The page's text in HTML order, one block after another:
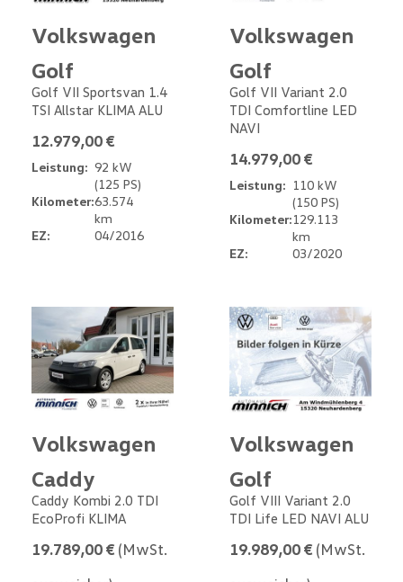
Volkswagen
Golf
Golf VII Sportsvan 1.4
TSI Allstar KLIMA ALU
12.979,00 €
Leistung: 92 kW
(125 PS)
Kilometer:63.574
km
EZ:
04/2016
Volkswagen
Golf
Golf VII Variant 2.0
TDI Comfortline LED
NAVI
14.979,00 €
Leistung: 110 kW
(150 PS)
Kilometer:129.113
km
EZ:
03/2020
Volkswagen
Caddy
Caddy Kombi 2.0 TDI
EcoProfi KLIMA
19.789,00 € (MwSt.
Volkswagen
Golf
Golf VIII Variant 2.0
TDI Life LED NAVI ALU
19.989,00 € (MwSt.